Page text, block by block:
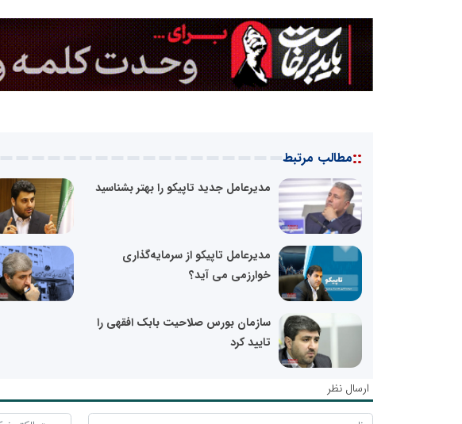
::مطالب مرتبط
مدیرعامل جدید تاپیکو را بهتر بشناسید
مدیرعامل تاپیکو از سرمایه‌گذاری
خوارزمی می آید؟
سازمان بورس صلاحیت بابک افقهی را
تایید کرد
ارسال نظر